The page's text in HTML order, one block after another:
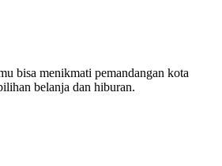
bisa menikmati pemandangan kota
belanja dan hiburan.